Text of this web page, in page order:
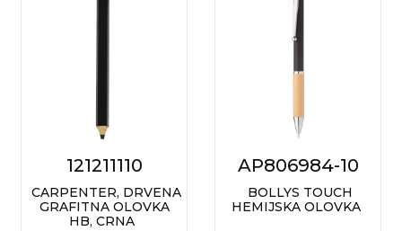
121211110
CARPENTER, DRVENA
GRAFITNA OLOVKA
HB, CRNA
AP806984-10
BOLLYS TOUCH
HEMIJSKA OLOVKA